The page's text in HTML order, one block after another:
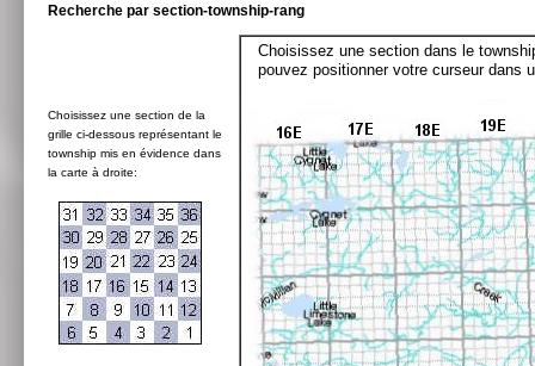
Recherche par section-township-rang
Choisissez une section de la
grille ci-dessous représentant le
township mis en évidence dans
la carte à droite:
Choisissez une section dans le
pouvez positionner votre curseur dans